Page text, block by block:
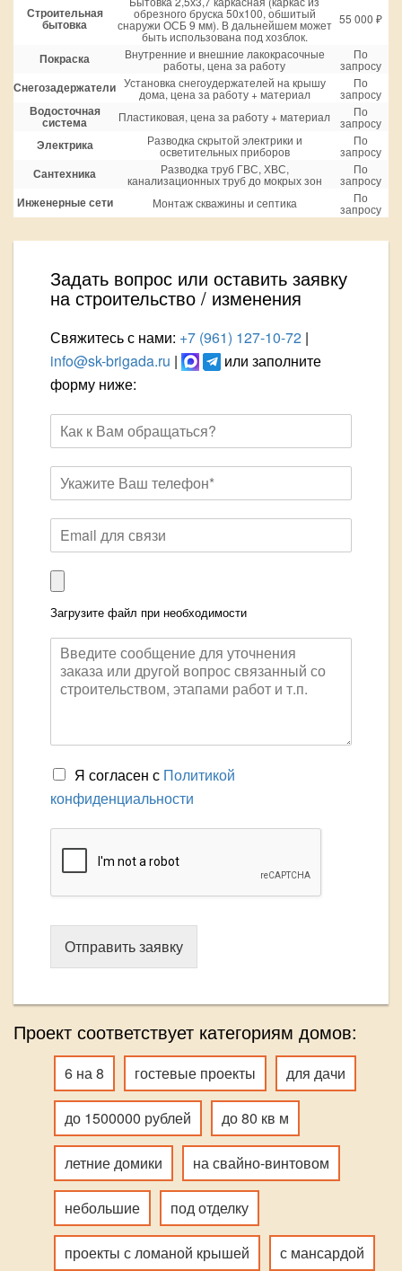
Строительная
бытовка
обрезного бруска 50х100, обшитый
снаружи ОСБ 9 мм). В дальнейшем может
быть использована под хозблок.
55 000 ₽
Покраска Внутренние и внешние лакокрасочные
работы, цена за работу
По
запросу
Снегозадержатели Установка снегоудержателей на крышу
дома, цена за работу + материал
По
запросу
Водосточная
система Пластиковая, цена за работу + материал По
запросу
Электрика Разводка скрытой электрики и
осветительных приборов
По
запросу
Сантехника Разводка труб ГВС, ХВС,
канализационных труб до мокрых зон
По
запросу
Инженерные сети Монтаж скважины и септика По
запросу
Задать вопрос или оставить заявку
на строительство / изменения
Свяжитесь с нами: +7 (961) 127-10-72 |
info@sk-brigada.ru |
или заполните
форму ниже:
Загрузите файл при необходимости
Я согласен с Политикой
конфиденциальности
Отправить заявку
Проект соответствует категориям домов:
6 на 8 гостевые проекты для дачи
до 1500000 рублей до 80 кв м
летние домики на свайно-винтовом
небольшие под отделку
проекты с ломаной крышей с мансардой